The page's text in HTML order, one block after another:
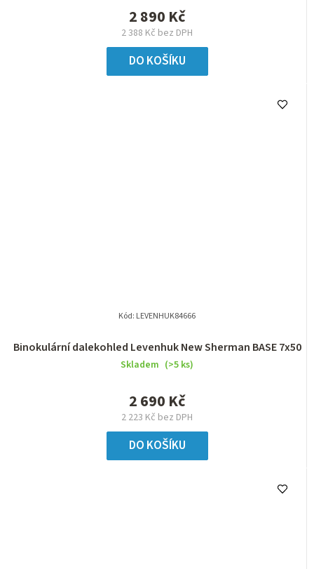
2 388 Kč bez DPH
2 890 Kč
DO KOŠÍKU
Binokulární dalekohled Levenhuk New Sherman BASE 7x50
Skladem (>5 ks)
2 223 Kč bez DPH
2 690 Kč
DO KOŠÍKU
Kód: LEVENHUK84666